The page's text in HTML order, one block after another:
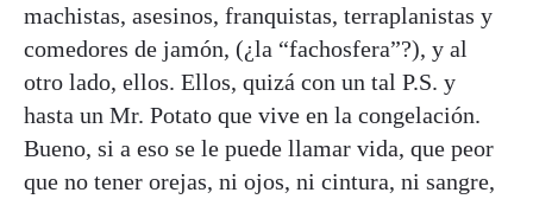
machistas, asesinos, franquistas, terraplanistas y
comedores de jamón, (¿la “fachosfera”?), y al
otro lado, ellos. Ellos, quizá con un tal P.S. y
hasta un Mr. Potato que vive en la congelación.
Bueno, si a eso se le puede llamar vida, que peor
que no tener orejas, ni ojos, ni cintura, ni sangre,